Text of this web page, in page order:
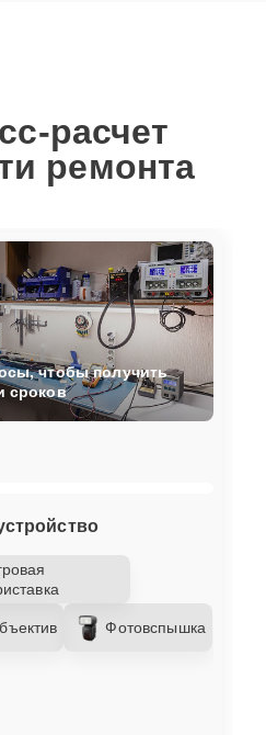
расчет
ремонта
Фотовспышка
чтобы получить
сроков